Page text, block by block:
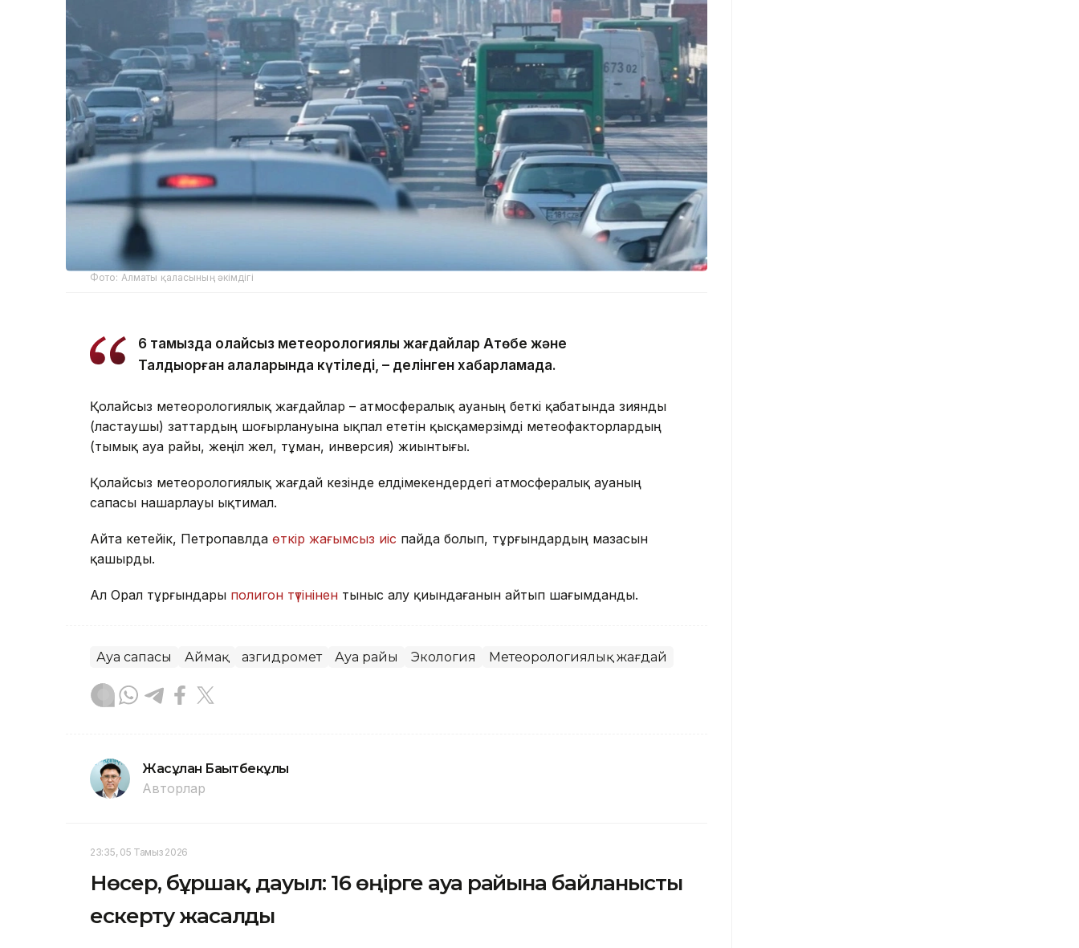
Фото: Алматы қаласының әкімдігі
6 тамызда қолайсыз метеорологиялық жағдайлар Ақтөбе және
Талдықорған қалаларында күтіледі, – делінген хабарламада.
Қолайсыз метеорологиялық жағдайлар – атмосфералық ауаның беткі қабатында зиянды
(ластаушы) заттардың шоғырлануына ықпал ететін қысқамерзімді метеофакторлардың
(тымық ауа райы, жеңіл жел, тұман, инверсия) жиынтығы.
Қолайсыз метеорологиялық жағдай кезінде елдімекендердегі атмосфералық ауаның
сапасы нашарлауы ықтимал.
Айта кетейік, Петропавлда өткір жағымсыз иіс пайда болып, тұрғындардың мазасын
қашырды.
Ал Орал тұрғындары полигон түтінінен тыныс алу қиындағанын айтып шағымданды.
Ауа сапасы Аймақ Қазгидромет Ауа райы Экология Метеорологиялық жағдай
Жасұлан Бақытбекұлы
Авторлар
23:35, 05 Тамыз 2026
Нөсер, бұршақ, дауыл: 16 өңірге ауа райына байланысты
ескерту жасалды